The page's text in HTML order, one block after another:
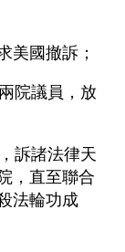
美國撤訴；
院議員，放
訴諸法律天
，直至聯合
法輪功成